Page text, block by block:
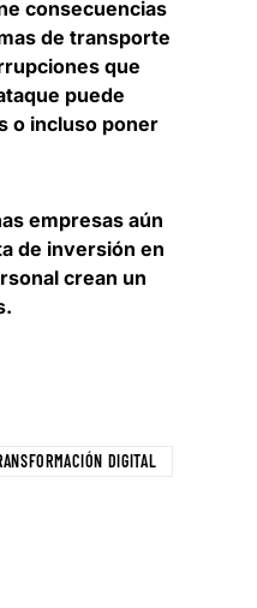
consecuencias
de transporte
que
puede
o incluso poner
empresas aún
de inversión en
crean un
DIGITAL